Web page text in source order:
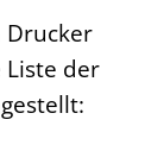
Drucker
der